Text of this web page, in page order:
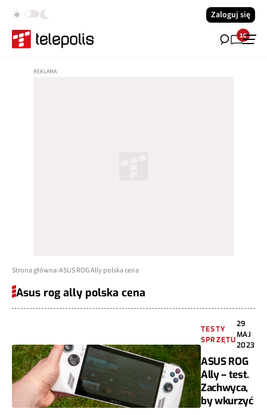
Zaloguj się
10
Strona główna ASUS ROG Ally polska cena
Asus rog ally polska cena
TESTY
SPRZĘTU
29
MAJ
2023
ASUS ROG
Ally – test.
Zachwyca,
by wkurzyć